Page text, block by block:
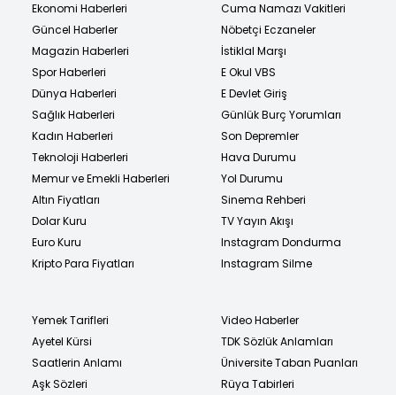
Ekonomi Haberleri
Güncel Haberler
Magazin Haberleri
Spor Haberleri
Dünya Haberleri
Sağlık Haberleri
Kadın Haberleri
Teknoloji Haberleri
Memur ve Emekli Haberleri
Altın Fiyatları
Dolar Kuru
Euro Kuru
Kripto Para Fiyatları
Cuma Namazı Vakitleri
Nöbetçi Eczaneler
İstiklal Marşı
E Okul VBS
E Devlet Giriş
Günlük Burç Yorumları
Son Depremler
Hava Durumu
Yol Durumu
Sinema Rehberi
TV Yayın Akışı
Instagram Dondurma
Instagram Silme
Yemek Tarifleri
Ayetel Kürsi
Saatlerin Anlamı
Aşk Sözleri
Video Haberler
TDK Sözlük Anlamları
Üniversite Taban Puanları
Rüya Tabirleri